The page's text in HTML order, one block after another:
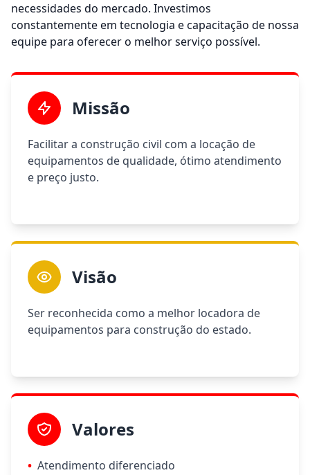
necessidades do mercado. Investimos
constantemente em tecnologia e capacitação de nossa
equipe para oferecer o melhor serviço possível.
Missão
Facilitar a construção civil com a locação de
equipamentos de qualidade, ótimo atendimento
e preço justo.
Visão
Ser reconhecida como a melhor locadora de
equipamentos para construção do estado.
Valores
• Atendimento diferenciado